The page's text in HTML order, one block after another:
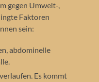
gegen Umwelt-,
Faktoren
sein:
abdominelle
Es kommt